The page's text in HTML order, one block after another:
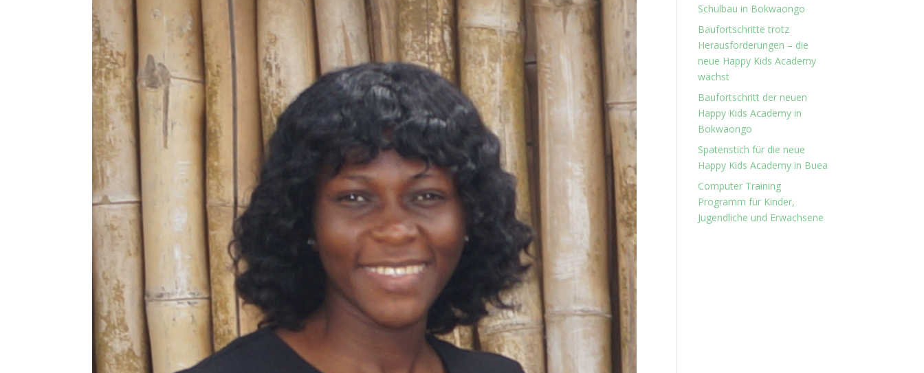
Schulbau in Bokwaongo
Baufortschritte trotz
Herausforderungen – die
neue Happy Kids Academy
wächst
Baufortschritt der neuen
Happy Kids Academy in
Bokwaongo
Spatenstich für die neue
Happy Kids Academy in Buea
Computer Training
Programm für Kinder,
Jugendliche und Erwachsene